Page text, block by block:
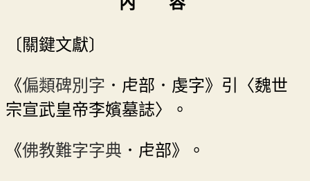
〔關鍵文獻〕
《偏類碑別字 ．虍部．虔字》引〈魏世
宗宣武皇帝李嬪墓誌〉。
《佛教難字字典 ．虍部》。